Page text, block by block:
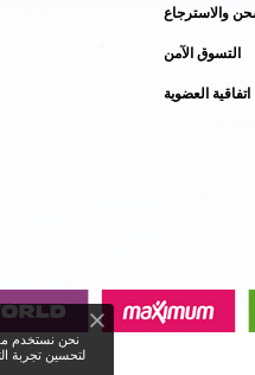
والاسترجاع
التسوق الآمن
اتفاقية العضوية
نحن نستخدم
لتحسين تجربة